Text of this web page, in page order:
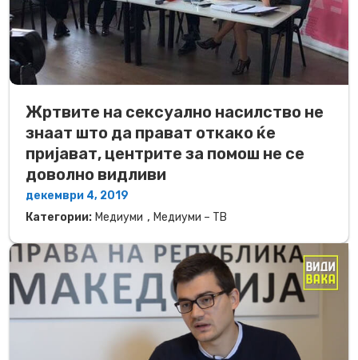
Жртвите на сексуално насилство не
знаат што да прават откако ќе
пријават, центрите за помош не се
доволно видливи
декември 4, 2019
Категории: Медиуми , Медиуми – ТВ